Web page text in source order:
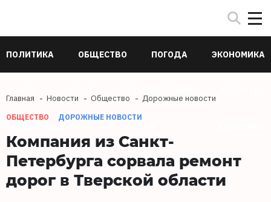
ПОЛИТИКА ОБЩЕСТВО ПОГОДА ЭКОНОМИКА
Главная Новости Общество Дорожные новости
ОБЩЕСТВО ДОРОЖНЫЕ НОВОСТИ
Компания из Санкт-
Петербурга сорвала ремонт
дорог в Тверской области